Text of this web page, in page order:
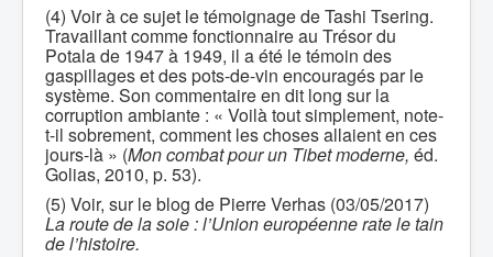
(4) Voir à ce sujet le témoignage de Tashi Tsering.
Travaillant comme fonctionnaire au Trésor du
Potala de 1947 à 1949, il a été le témoin des
gaspillages et des pots-de-vin encouragés par le
système. Son commentaire en dit long sur la
corruption ambiante : « Voilà tout simplement, note-
t-il sobrement, comment les choses allaient en ces
jours-là » (Mon combat pour un Tibet moderne, éd.
Golias, 2010, p. 53).
(5) Voir, sur le blog de Pierre Verhas (03/05/2017)
La route de la soie : l’Union européenne rate le tain
de l’histoire.